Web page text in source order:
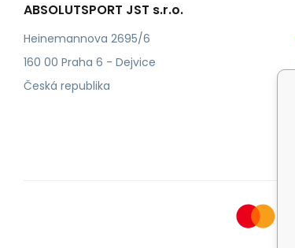
ABSOLUTSPORT JST s.r.o.
Heinemannova 2695/6
160 00 Praha 6 - Dejvice
Česká republika